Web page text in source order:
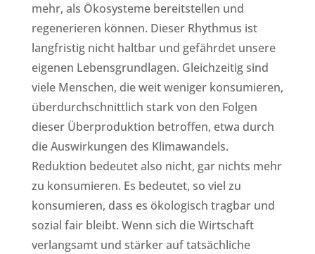
mehr, als Ökosysteme bereitstellen und
regenerieren können. Dieser Rhythmus ist
langfristig nicht haltbar und gefährdet unsere
eigenen Lebensgrundlagen. Gleichzeitig sind
viele Menschen, die weit weniger konsumieren,
überdurchschnittlich stark von den Folgen
dieser Überproduktion betroffen, etwa durch
die Auswirkungen des Klimawandels.
Reduktion bedeutet also nicht, gar nichts mehr
zu konsumieren. Es bedeutet, so viel zu
konsumieren, dass es ökologisch tragbar und
sozial fair bleibt. Wenn sich die Wirtschaft
verlangsamt und stärker auf tatsächliche